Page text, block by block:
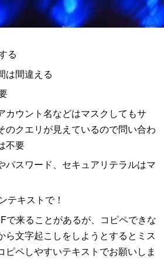
る
は間違える
カウント名などはマスクしてもサ
のクエリが見えているので問い合わ
不要
パスワード、セキュアリテラルはマ
テキストで！
で来ることがあるが、コピペできな
ら文字起こしをしようとするとミス
ピペしやすいテキストでお願いしま